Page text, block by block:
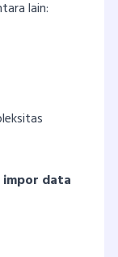
lain:
impor data